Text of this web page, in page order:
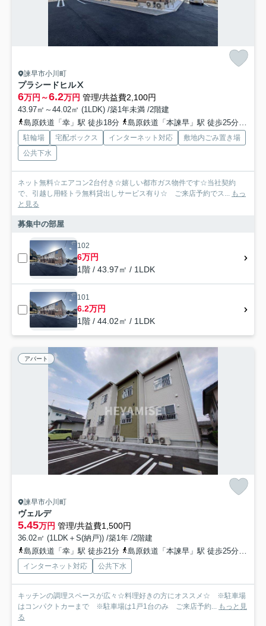
諫早市小川町
プラシードヒルⅩ
6万円～6.2万円 管理/共益費2,100円
43.97㎡～44.02㎡ (1LDK) /築1年未満 /2階建
島原鉄道「幸」駅 徒歩18分
島原鉄道「本諫早」駅 徒歩25分
駐輪場 宅配ボックス インターネット対応
敷地内ごみ置き場
公共下水
ネット無料☆エアコン2台付き☆嬉しい都市ガス物件です☆当社契約
で、引越し用軽トラ無料貸出しサービス有り☆ ご来店予約でス... もっ
と見る
募集中の部屋
102
6万円
1階 / 43.97㎡ / 1LDK
101
6.2万円
1階 / 44.02㎡ / 1LDK
アパート
諫早市小川町
ヴェルデ
5.45万円 管理/共益費1,500円
36.02㎡ (1LDK＋S(納戸)) /築1年 /2階建
島原鉄道「幸」駅 徒歩21分
島原鉄道「本諫早」駅 徒歩25分
インターネット対応 公共下水
キッチンの調理スペースが広々☆料理好きの方にオススメ☆ ※駐車場
はコンパクトカーまで ※駐車場は1戸1台のみ ご来店予約... もっと見
る